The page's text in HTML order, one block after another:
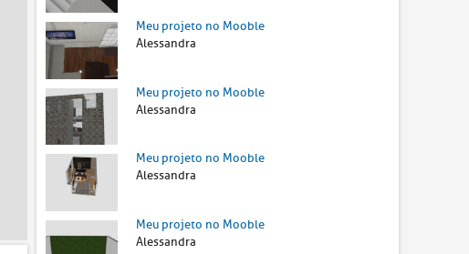
Meu projeto no Mooble
Alessandra
Meu projeto no Mooble
Alessandra
Meu projeto no Mooble
Alessandra
Meu projeto no Mooble
Alessandra